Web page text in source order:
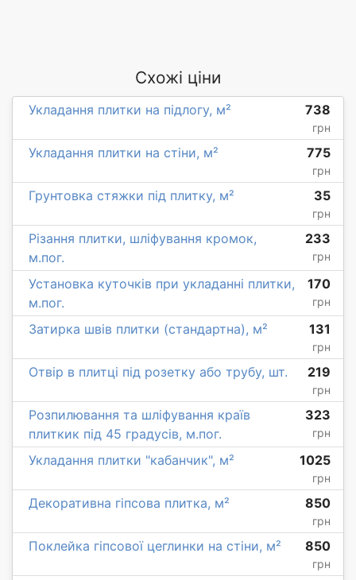
Схожі ціни
Укладання плитки на підлогу, м² 738
грн
Укладання плитки на стіни, м² 775
грн
Грунтовка стяжки під плитку, м² 35
грн
Різання плитки, шліфування кромок,
м.пог.
233
грн
Установка куточків при укладанні плитки,
м.пог.
170
грн
Затирка швів плитки (стандартна), м² 131
грн
Отвір в плитці під розетку або трубу, шт. 219
грн
Розпилювання та шліфування країв
плиткик під 45 градусів, м.пог.
323
грн
Укладання плитки "кабанчик", м² 1025
грн
Декоративна гіпсова плитка, м² 850
грн
Поклейка гіпсової цеглинки на стіни, м² 850
грн